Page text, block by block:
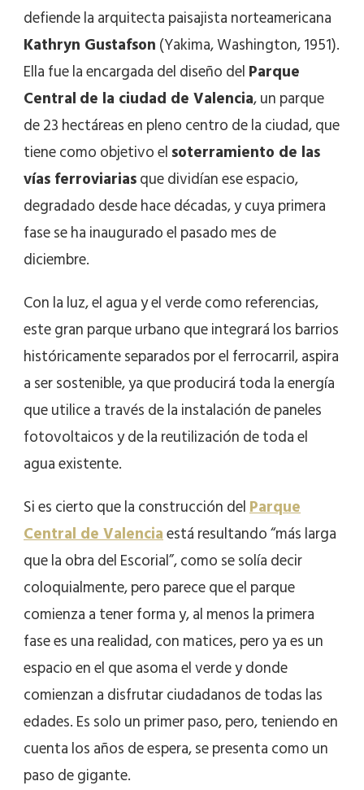
defiende la arquitecta paisajista norteamericana
Kathryn Gustafson(Yakima, Washington, 1951).
Ella fue la encargada del diseño delParque
Centralde la ciudad de Valencia, un parque
de 23 hectáreas en pleno centro de la ciudad, que
tiene como objetivo elsoterramiento de las
vías ferroviariasque dividían ese espacio,
degradado desde hace décadas, y cuya primera
fase se ha inaugurado el pasado mes de
diciembre.
Con la luz, el agua y el verde como referencias,
este gran parque urbano que integrará los barrios
históricamente separados por el ferrocarril, aspira
a ser sostenible, ya que producirá toda la energía
que utilice a través de la instalación de paneles
fotovoltaicos y de la reutilización de toda el
agua existente.
Si es cierto que la construcción delParque
Central de Valenciaestá resultando “más larga
que la obra del Escorial”, como se solía decir
coloquialmente, pero parece que el parque
comienza a tener forma y, al menos la primera
fase es una realidad, con matices, pero ya es un
espacio en el que asoma el verde y donde
comienzan a disfrutar ciudadanos de todas las
edades. Es solo un primer paso, pero, teniendo en
cuenta los años de espera, se presenta como un
paso de gigante.